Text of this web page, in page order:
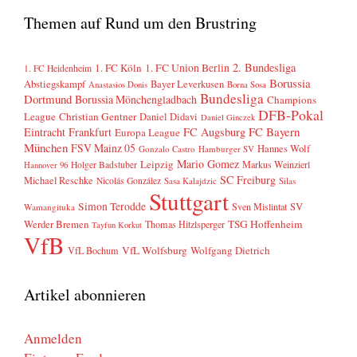
Themen auf Rund um den Brustring
1. FC Heidenheim 1. FC Köln 1. FC Union Berlin 2. Bundesliga
Abstiegskampf Anastasios Donis Bayer Leverkusen Borna Sosa Borussia
Dortmund Borussia Mönchengladbach Bundesliga Champions
League Christian Gentner Daniel Didavi Daniel Ginczek DFB-Pokal
Eintracht Frankfurt Europa League FC Augsburg FC Bayern
München FSV Mainz 05 Gonzalo Castro Hamburger SV Hannes Wolf
Hannover 96 Holger Badstuber Leipzig Mario Gomez Markus Weinzierl
Michael Reschke Nicolás González Sasa Kalajdzic SC Freiburg Silas
Wamangituka Simon Terodde Stuttgart Sven Mislintat SV
Werder Bremen Tayfun Korkut Thomas Hitzlsperger TSG Hoffenheim
VfB VfL Bochum VfL Wolfsburg Wolfgang Dietrich
Artikel abonnieren
Anmelden